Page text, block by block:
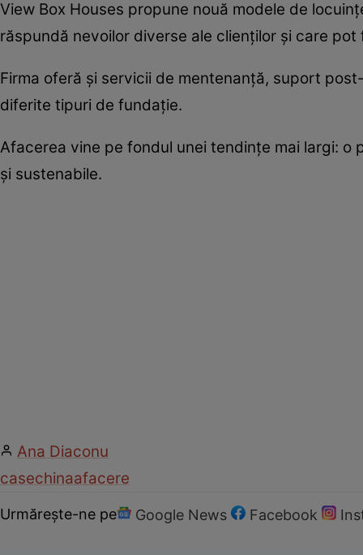
View Box Houses propune nouă modele de
răspundă nevoilor diverse ale clienților și care pot
Firma oferă și servicii de mentenanță, suport
diferite tipuri de fundație.
Afacerea vine pe fondul unei tendințe mai largi:
și sustenabile.
Ana Diaconu
casechinaafacere
Urmărește-ne pe Google News Facebook